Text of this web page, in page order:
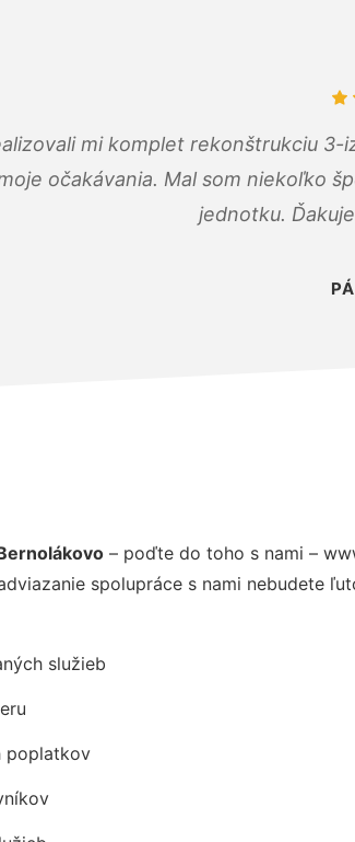
mi komplet rekonštrukciu
očakávania. Mal som niekoľko
jednotku.
– poďte do toho s nami –
spolupráce s nami nebudete
služieb
poplatkov